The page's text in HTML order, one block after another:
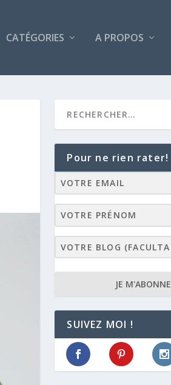
CATÉGORIES A PROPOS
Pour ne rien rater!
JE M'ABONNE
SUIVEZ MOI !